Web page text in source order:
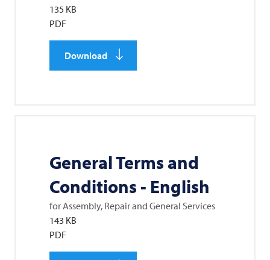
135 KB
PDF
Download
General Terms and
Conditions - English
for Assembly, Repair and General Services
143 KB
PDF